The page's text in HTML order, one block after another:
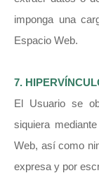
imponga una
Espacio Web.
7.
El Usuario se
siquiera
Web, así como
expresa y por